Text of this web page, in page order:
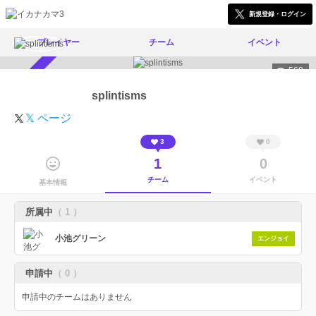
新規登録・ログイン
プレイヤー チーム イベント
568
splintisms
𝕏 ページ
基本情報
3
1
チーム
0
0
イベント
所属中 （ 1 ）
小池グリーン エンジョイ
申請中 （ 0 ）
申請中のチームはありません